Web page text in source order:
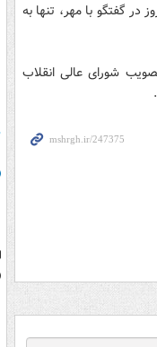
در گفتگو با مهر، تنها به
شورای عالی انقلاب